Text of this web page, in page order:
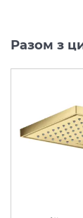
Разом з